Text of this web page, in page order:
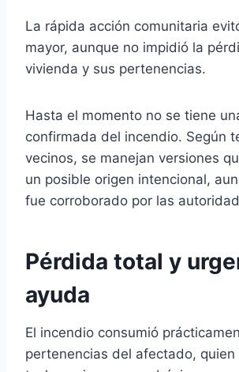
La rápida acción comunitaria
mayor, aunque no impidió la
vivienda y sus pertenencias.
Hasta el momento no se tiene
confirmada del incendio. Según
vecinos, se manejan versiones
un posible origen intencional,
fue corroborado por las
Pérdida total y
ayuda
El incendio consumió
pertenencias del afectado, quien